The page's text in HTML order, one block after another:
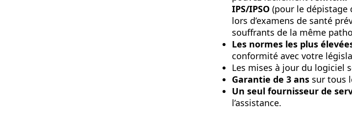
IPS/IPSO (pour le dépistage
lors d’examens de santé
souffrants de la même
Les normes les plus
conformité avec votre
Les mises à jour du logiciel
Garantie de 3 ans sur tous
Un seul fournisseur de
l’assistance.